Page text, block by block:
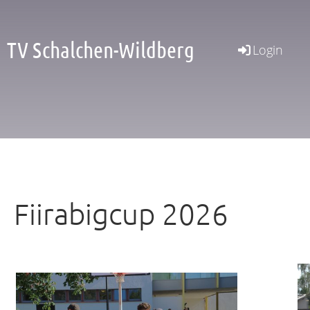
Login
TV Schalchen-Wildberg
Fiirabigcup 2026